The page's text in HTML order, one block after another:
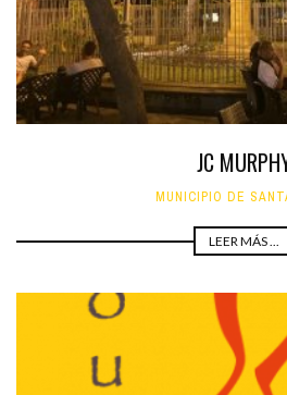
JC
MUNICIPIO DE
LEER MÁS ...